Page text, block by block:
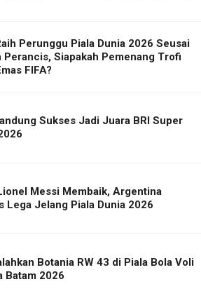
Perunggu Piala Dunia 2026 Seusai
Perancis, Siapakah Pemenang Trofi
FIFA?
Sukses Jadi Juara BRI Super
Messi Membaik, Argentina
Lega Jelang Piala Dunia 2026
Botania RW 43 di Piala Bola Voli
Batam 2026